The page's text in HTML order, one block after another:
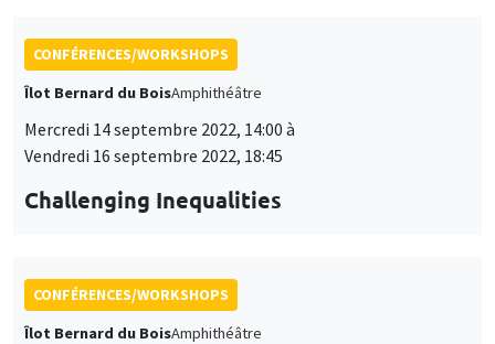
CONFÉRENCES/WORKSHOPS
Îlot Bernard du BoisAmphithéâtre
Mercredi 14 septembre 2022, 14:00 à
Vendredi 16 septembre 2022, 18:45
Challenging Inequalities
CONFÉRENCES/WORKSHOPS
Îlot Bernard du BoisAmphithéâtre